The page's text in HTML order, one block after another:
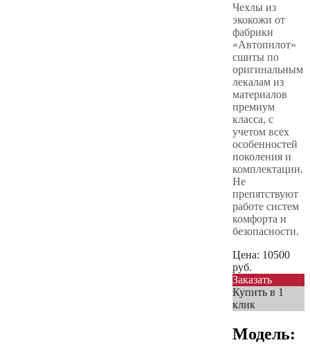
Чехлы из
экокожи от
фабрики
«Автопилот»
сшиты по
оригинальным
лекалам из
материалов
премиум
класса, с
учетом всех
особенностей
поколения и
комплектации.
Не
препятствуют
работе систем
комфорта и
безопасности.
Цена: 10500
руб.
Заказать
Купить в 1
клик
Модель: